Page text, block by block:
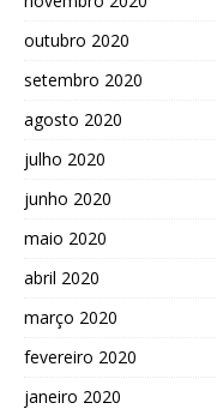
outubro 2020
setembro 2020
agosto 2020
julho 2020
junho 2020
maio 2020
abril 2020
março 2020
fevereiro 2020
janeiro 2020